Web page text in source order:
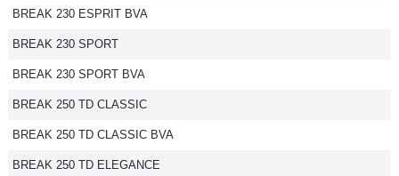
BREAK 230 ESPRIT BVA
BREAK 230 SPORT
BREAK 230 SPORT BVA
BREAK 250 TD CLASSIC
BREAK 250 TD CLASSIC BVA
BREAK 250 TD ELEGANCE